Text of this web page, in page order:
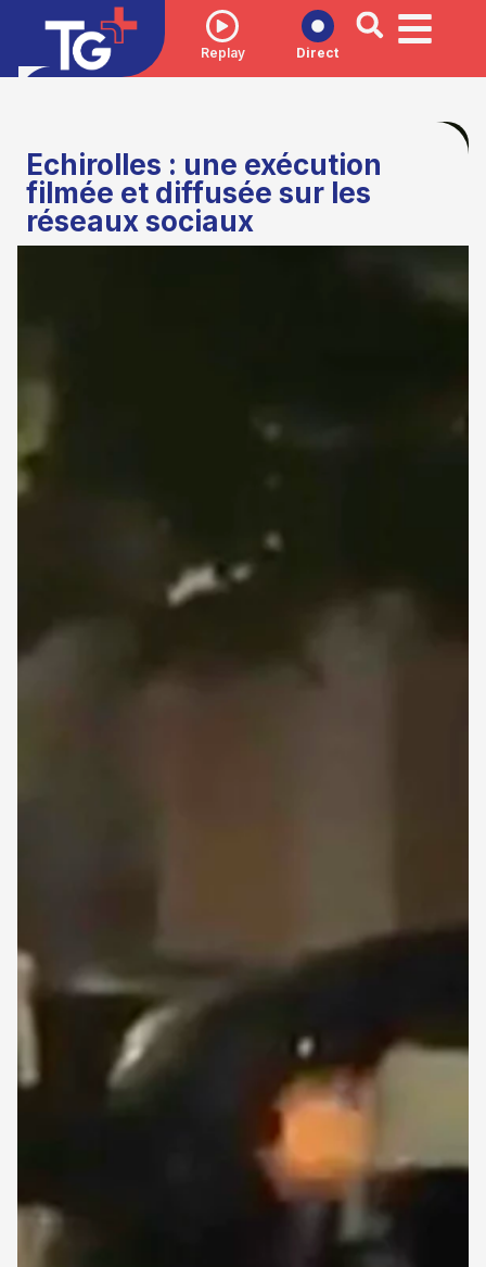
Replay Direct
Echirolles : une exécution
filmée et diffusée sur les
réseaux sociaux